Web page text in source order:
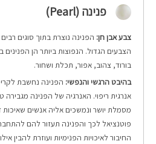
פנינה (Pearl)
צבע אבן חן: הפנינה נוצרת בתוך סוגים
הצבעים הגדול. הנפוצות ביותר הן הפנינים
בורוד, צהוב, אפור, תכלת ושחור.
בהיבט הרגשי והנפשי: הפנינה נחשבת
אנרגית ריפוי. האנרגיה של הפנינה מגבירה
מסמלת יושר ונמשכים אליה אנשים
פוטנציאל לכך והפנינה תעזור להם
החיבור לאיכויות הפנימיות ועוזרת להבין